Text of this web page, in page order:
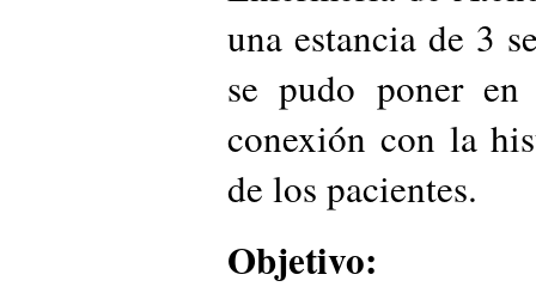
una estancia de 3
se pudo poner
conexión con la
de los pacientes.
Objetivo: